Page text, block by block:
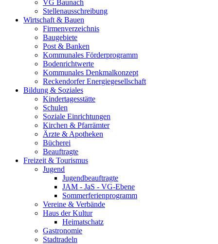
VG Baunach
Stellenausschreibung
Wirtschaft & Bauen
Firmenverzeichnis
Baugebiete
Post & Banken
Kommunales Förderprogramm
Bodenrichtwerte
Kommunales Denkmalkonzept
Reckendorfer Energiegesellschaft
Bildung & Soziales
Kindertagesstätte
Schulen
Soziale Einrichtungen
Kirchen & Pfarrämter
Ärzte & Apotheken
Bücherei
Beauftragte
Freizeit & Tourismus
Jugend
Jugendbeauftragte
JAM - JaS - VG-Ebene
Sommerferienprogramm
Vereine & Verbände
Haus der Kultur
Heimatschatz
Gastronomie
Stadtradeln